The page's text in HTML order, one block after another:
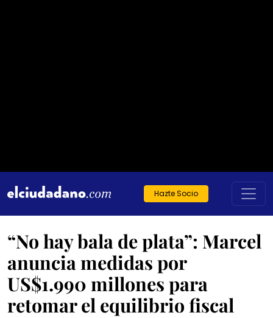
Hazte Socio
“No hay bala de plata”: Marcel
anuncia medidas por
US$1.990 millones para
retomar el equilibrio fiscal